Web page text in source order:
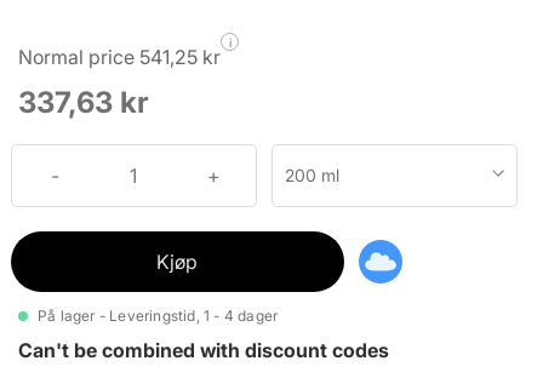
Normal price 541,25 kr
i
337,63 kr
200 ml
Kjøp
På lager - Leveringstid, 1 - 4 dager
Can't be combined with discount codes